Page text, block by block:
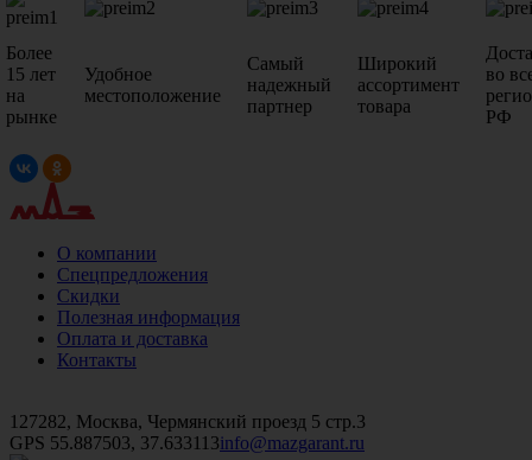
Более
15 лет
на
рынке
Удобное
местоположение
Самый
надежный
партнер
Широкий
ассортимент
товара
во
РФ
О компании
Спецпредложения
Скидки
Полезная информация
Оплата и доставка
Контакты
127282, Москва, Чермянский проезд 5 стр.3
GPS 55.887503, 37.633113info@mazgarant.ru